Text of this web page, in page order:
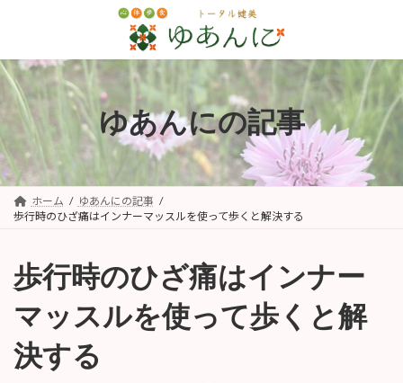
ン
ツ
キ
ッ
ー
シ
に
移
ゆあんにの記事
ホーム
ゆあんにの記事
歩行時のひざ痛はインナーマッスルを使って歩くと解決する
歩行時のひざ痛はインナー
マッスルを使って歩くと解
決する